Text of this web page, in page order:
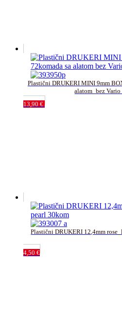
Plastični DRUKERI MINI 9mm
alatom_bez
13,90 €
Plastični DRUKERI 12,4mm
4,50 €